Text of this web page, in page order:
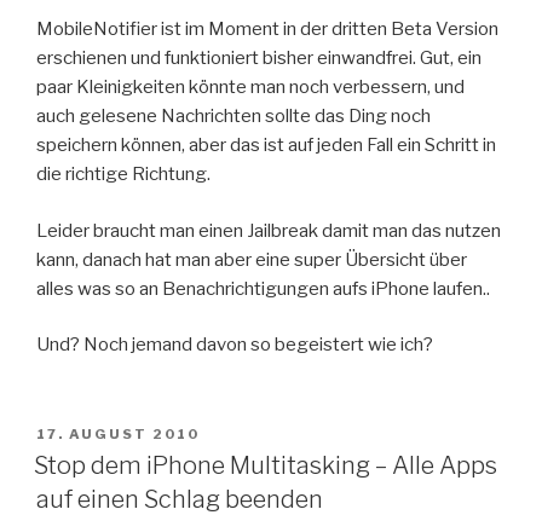
MobileNotifier ist im Moment in der dritten Beta Version
erschienen und funktioniert bisher einwandfrei. Gut, ein
paar Kleinigkeiten könnte man noch verbessern, und
auch gelesene Nachrichten sollte das Ding noch
speichern können, aber das ist auf jeden Fall ein Schritt in
die richtige Richtung.
Leider braucht man einen Jailbreak damit man das nutzen
kann, danach hat man aber eine super Übersicht über
alles was so an Benachrichtigungen aufs iPhone laufen..
Und? Noch jemand davon so begeistert wie ich?
VERÖFFENTLICHT
AM
17. AUGUST 2010
Stop dem iPhone Multitasking – Alle Apps
auf einen Schlag beenden